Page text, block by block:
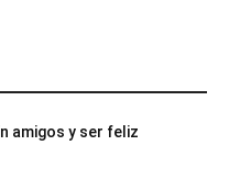
amigos y ser feliz